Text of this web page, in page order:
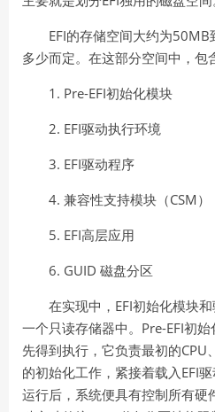
EFI的存储空间大约为50MB
多少而定。在这部分空间中，包
1. Pre-EFI初始化模块
2. EFI驱动执行环境
3. EFI驱动程序
4. 兼容性支持模块（CSM ）
5. EFI高层应用
6. GUID 磁盘分区
在实现中， EFI初始化模块
一个只读存储器中。 Pre-EFI初始
先得到执行，它负责最初的CPU
的初始化工作，紧接着载入 EFI驱
运行后，系统便具有控制所有硬